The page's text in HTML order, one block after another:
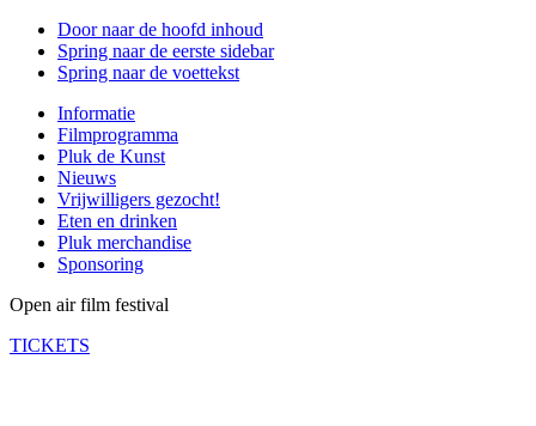
Door naar de hoofd inhoud
Spring naar de eerste sidebar
Spring naar de voettekst
Informatie
Filmprogramma
Pluk de Kunst
Nieuws
Vrijwilligers gezocht!
Eten en drinken
Pluk merchandise
Sponsoring
Open air film festival
TICKETS